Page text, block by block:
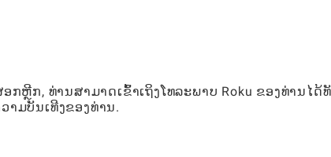
ກຫຼີກ, ທ່ານສາມາດເຂົ້າເຖິງໂທລະພາບ Roku ຂອງທ່ານໄ
າມບັນເທີງຂອງທ່ານ.